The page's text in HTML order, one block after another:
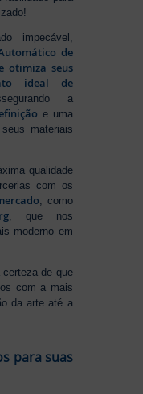
impecável,
de
otimiza seus
ideal de
a
e uma
materiais
qualidade
com os
, como
, que nos
moderno em
de que
com a mais
da arte até a
para suas